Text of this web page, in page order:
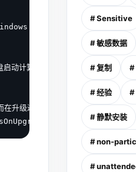
Server, Windows 2000
动计算机进行无人参与安装时有效。
升级过程中，在增加Active
# Sensitive
# 敏感数据
# 复制 #
# 经验 #
# 静默安装
# non-
#